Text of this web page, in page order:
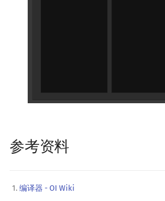
参考资料
编译器 - OI Wiki